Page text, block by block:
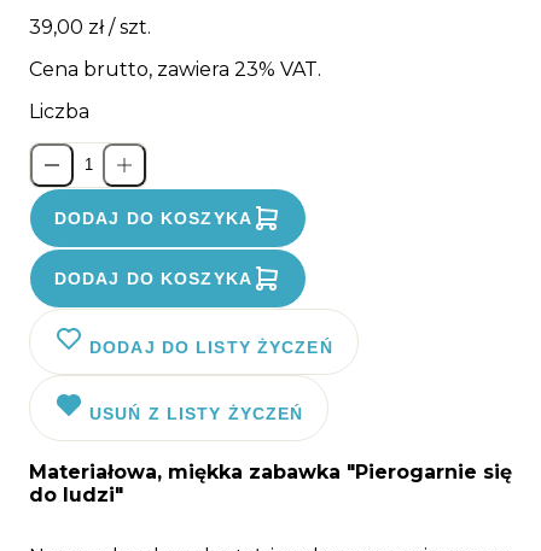
39,00 zł/ szt.
Cena brutto, zawiera 23% VAT.
Liczba
DODAJ DO KOSZYKA
DODAJ DO KOSZYKA
DODAJ DO LISTY ŻYCZEŃ
USUŃ Z LISTY ŻYCZEŃ
Materiałowa, miękka zabawka "Pierogarnie się
do ludzi"